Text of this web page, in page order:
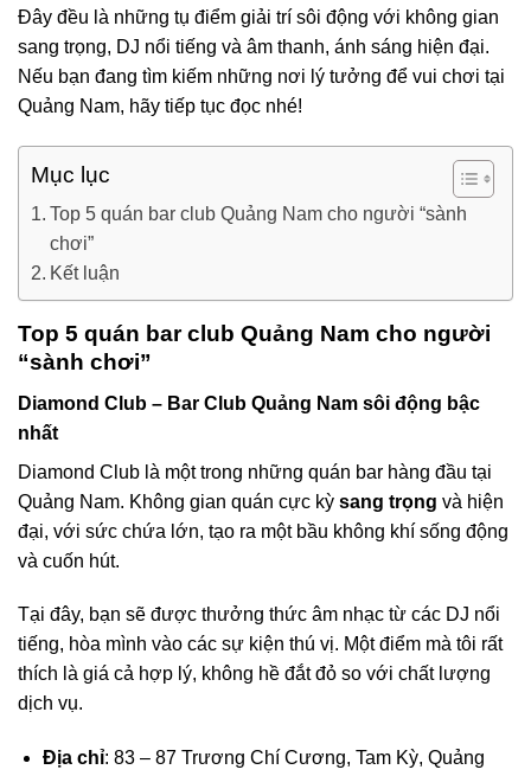
Đây đều là những tụ điểm giải trí sôi động với không gian
sang trọng, DJ nổi tiếng và âm thanh, ánh sáng hiện đại.
Nếu bạn đang tìm kiếm những nơi lý tưởng để vui chơi tại
Quảng Nam, hãy tiếp tục đọc nhé!
Mục lục
Top 5 quán bar club Quảng Nam cho người “sành
chơi”
Kết luận
Top 5 quán bar club Quảng Nam cho người
“sành chơi”
Diamond Club – Bar Club Quảng Nam sôi động bậc
nhất
Diamond Club là một trong những quán bar hàng đầu tại
Quảng Nam. Không gian quán cực kỳ sang trọng và hiện
đại, với sức chứa lớn, tạo ra một bầu không khí sống động
và cuốn hút.
Tại đây, bạn sẽ được thưởng thức âm nhạc từ các DJ nổi
tiếng, hòa mình vào các sự kiện thú vị. Một điểm mà tôi rất
thích là giá cả hợp lý, không hề đắt đỏ so với chất lượng
dịch vụ.
Địa chỉ: 83 – 87 Trương Chí Cương, Tam Kỳ, Quảng